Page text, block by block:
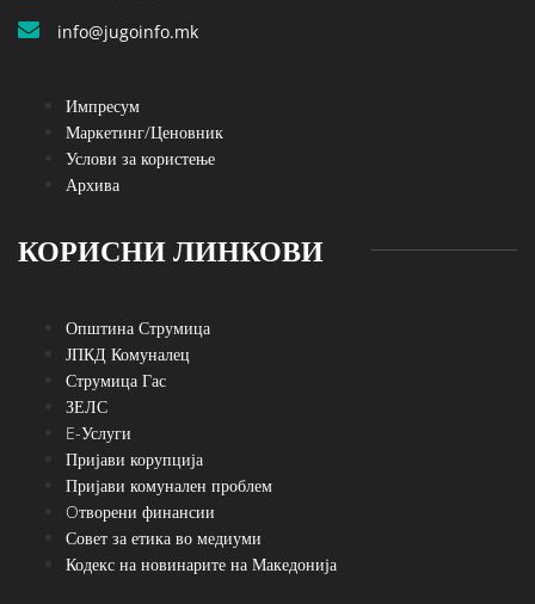
info@jugoinfo.mk
Импресум
Маркетинг/Ценовник
Услови за користење
Архива
КОРИСНИ ЛИНКОВИ
Општина Струмица
ЈПКД Комуналец
Струмица Гас
ЗЕЛС
E-Услуги
Пријави корупција
Пријави комунален проблем
Oтворени финансии
Совет за етика во медиуми
Кодекс на новинарите на Македонија